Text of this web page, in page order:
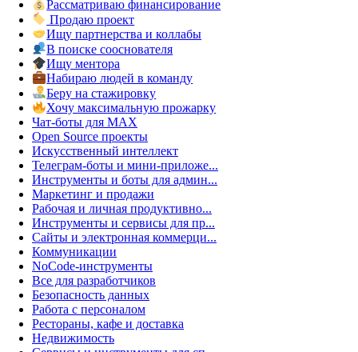
Рассматриваю финансирование
Продаю проект
Ищу партнерства и коллабы
В поиске сооснователя
Ищу ментора
Набираю людей в команду
Беру на стажировку
Хочу максимальную прожарку
Чат-боты для MAX
Open Source проекты
Искусственный интеллект
Телеграм-боты и мини-приложе...
Инструменты и боты для админ...
Маркетинг и продажи
Рабочая и личная продуктивно...
Инструменты и сервисы для пр...
Сайты и электронная коммерци...
Коммуникации
NoCode-инструменты
Все для разработчиков
Безопасность данных
Работа с персоналом
Рестораны, кафе и доставка
Недвижимость